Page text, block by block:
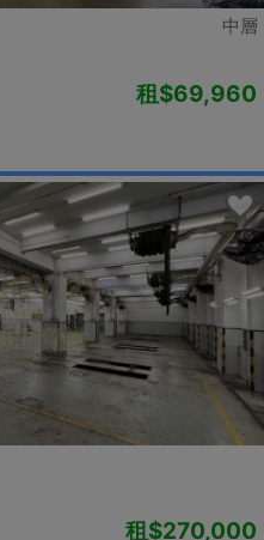
中層
租$69,960
租$270,000